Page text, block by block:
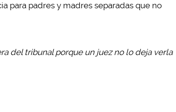
para padres y madres separadas que no
del tribunal porque un juez no lo deja verla